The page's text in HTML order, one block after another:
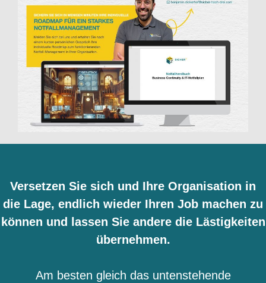
Versetzen Sie sich und Ihre Organisation in
die Lage, endlich wieder Ihren Job machen zu
können und lassen Sie andere die Lästigkeiten
übernehmen.
Am besten gleich das untenstehende